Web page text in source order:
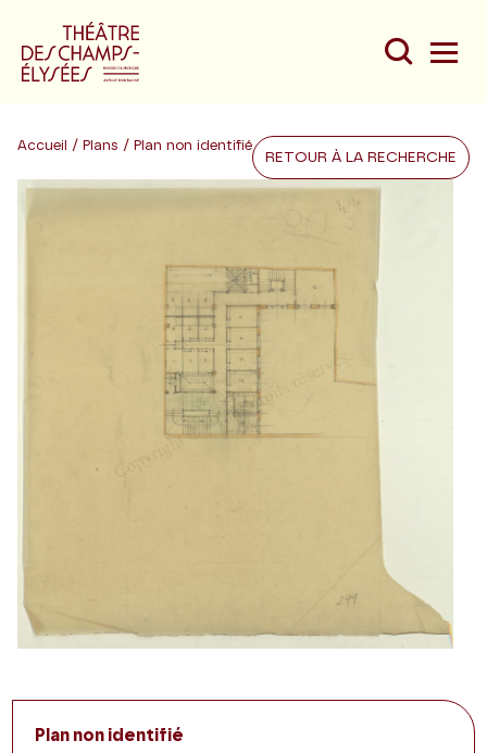
Accueil / Plans / Plan non identifié
RETOUR À LA RECHERCHE
Plan non identifié